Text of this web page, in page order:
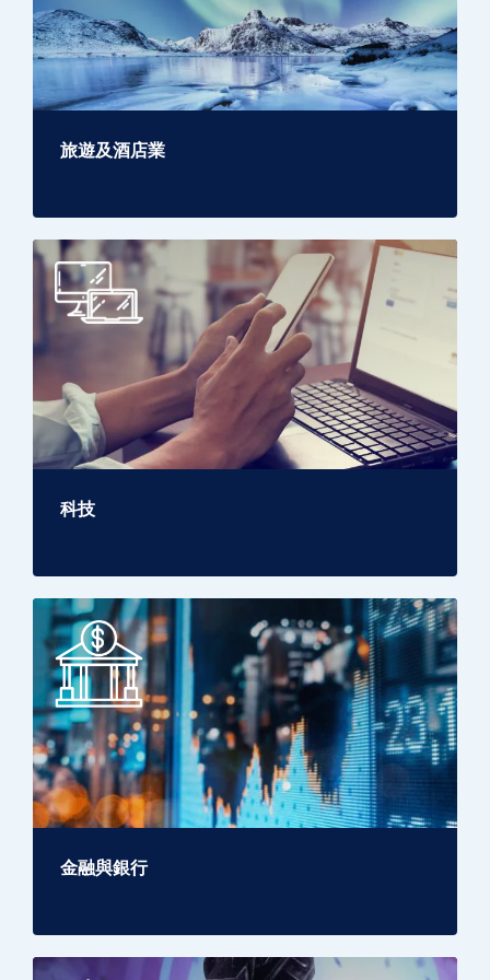
旅遊及酒店業
科技
金融與銀行